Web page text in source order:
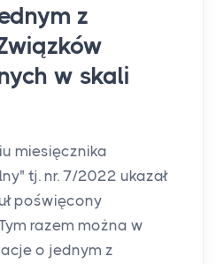
z
w skali
miesięcznika
tj. nr. 7/2022 ukazał
poświęcony
razem można w
o jednym z